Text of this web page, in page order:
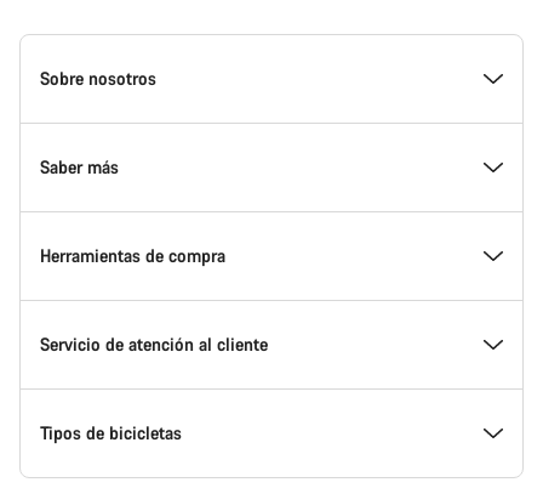
Canyon
Homepage
Sobre nosotros
Conoce Canyon
Innovación en Canyon
Canyon Factory Racing
Premios
Saber más
Eventos
Encuentra un punto de servicio Canyon
Equipos, deportistas y ciclistas
Herramientas de compra
Encuentra tu bicicleta
Bicicletas disponibles
Servicio de atención al cliente
Centro de ayuda
Tipos de bicicletas